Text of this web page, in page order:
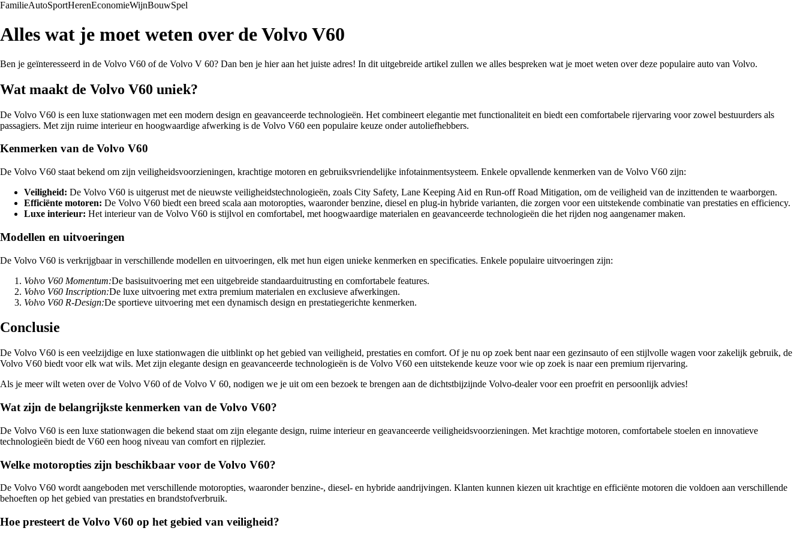
FamilieAutoSportHerenEconomieWijnBouwSpel
Alles wat je moet weten over de Volvo V60
Ben je geïnteresseerd in de Volvo V60 of de Volvo V 60? Dan ben je hier aan het juiste adres! In dit uitgebreide artikel zullen we alles bespreken wat je moet weten over deze populaire auto van Volvo.
Wat maakt de Volvo V60 uniek?
De Volvo V60 is een luxe stationwagen met een modern design en geavanceerde technologieën. Het combineert elegantie met functionaliteit en biedt een comfortabele rijervaring voor zowel bestuurders als
passagiers. Met zijn ruime interieur en hoogwaardige afwerking is de Volvo V60 een populaire keuze onder autoliefhebbers.
Kenmerken van de Volvo V60
De Volvo V60 staat bekend om zijn veiligheidsvoorzieningen, krachtige motoren en gebruiksvriendelijke infotainmentsysteem. Enkele opvallende kenmerken van de Volvo V60 zijn:
Veiligheid: De Volvo V60 is uitgerust met de nieuwste veiligheidstechnologieën, zoals City Safety, Lane Keeping Aid en Run-off Road Mitigation, om de veiligheid van de inzittenden te waarborgen.
Efficiënte motoren: De Volvo V60 biedt een breed scala aan motoropties, waaronder benzine, diesel en plug-in hybride varianten, die zorgen voor een uitstekende combinatie van prestaties en efficiency.
Luxe interieur: Het interieur van de Volvo V60 is stijlvol en comfortabel, met hoogwaardige materialen en geavanceerde technologieën die het rijden nog aangenamer maken.
Modellen en uitvoeringen
De Volvo V60 is verkrijgbaar in verschillende modellen en uitvoeringen, elk met hun eigen unieke kenmerken en specificaties. Enkele populaire uitvoeringen zijn:
Volvo V60 Momentum:De basisuitvoering met een uitgebreide standaarduitrusting en comfortabele features.
Volvo V60 Inscription:De luxe uitvoering met extra premium materialen en exclusieve afwerkingen.
Volvo V60 R-Design:De sportieve uitvoering met een dynamisch design en prestatiegerichte kenmerken.
Conclusie
De Volvo V60 is een veelzijdige en luxe stationwagen die uitblinkt op het gebied van veiligheid, prestaties en comfort. Of je nu op zoek bent naar een gezinsauto of een stijlvolle wagen voor zakelijk gebruik, de
Volvo V60 biedt voor elk wat wils. Met zijn elegante design en geavanceerde technologieën is de Volvo V60 een uitstekende keuze voor wie op zoek is naar een premium rijervaring.
Als je meer wilt weten over de Volvo V60 of de Volvo V 60, nodigen we je uit om een bezoek te brengen aan de dichtstbijzijnde Volvo-dealer voor een proefrit en persoonlijk advies!
Wat zijn de belangrijkste kenmerken van de Volvo V60?
De Volvo V60 is een luxe stationwagen die bekend staat om zijn elegante design, ruime interieur en geavanceerde veiligheidsvoorzieningen. Met krachtige motoren, comfortabele stoelen en innovatieve
technologieën biedt de V60 een hoog niveau van comfort en rijplezier.
Welke motoropties zijn beschikbaar voor de Volvo V60?
De Volvo V60 wordt aangeboden met verschillende motoropties, waaronder benzine-, diesel- en hybride aandrijvingen. Klanten kunnen kiezen uit krachtige en efficiënte motoren die voldoen aan verschillende
behoeften op het gebied van prestaties en brandstofverbruik.
Hoe presteert de Volvo V60 op het gebied van veiligheid?